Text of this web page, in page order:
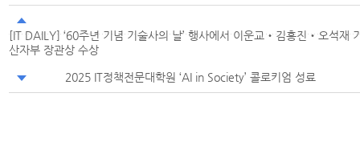
[IT DAILY] ‘60주년 기념 기술사의 날’ 행사에서 이운교‧김홍진‧오석재
산자부 장관상 수상
2025 IT정책전문대학원 ‘AI in Society’ 콜로키엄 성료